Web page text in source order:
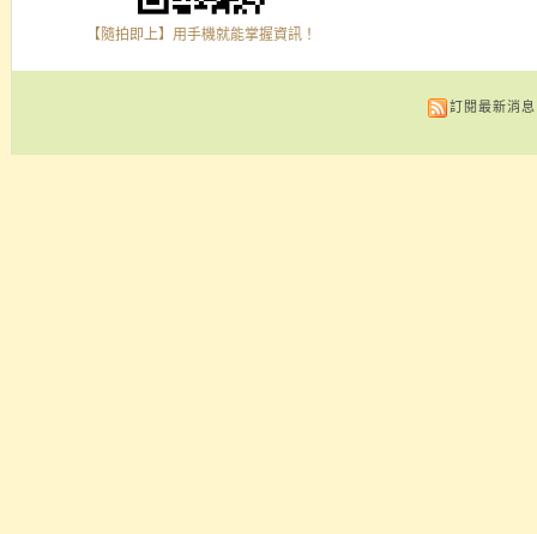
【隨拍即上】用手機就能掌握資訊！
訂閱最新消息